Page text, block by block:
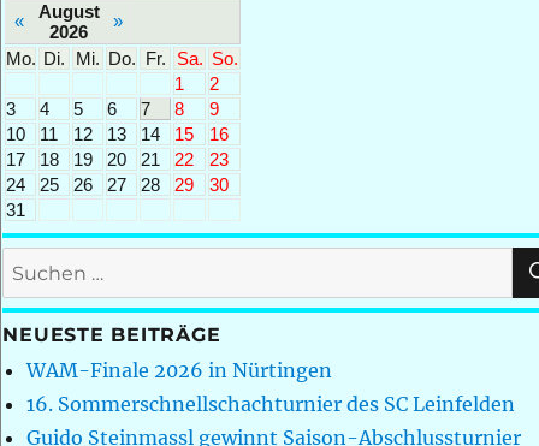
«
August
2026
»
Mo. Di. Mi. Do. Fr. Sa. So.
1
2
3
4 5 6 7 8
9
10
11 12 13 14 15
16
17
18 19 20 21 22
23
24
25 26 27 28 29
30
31
Suchen
nach:
NEUESTE BEITRÄGE
WAM-Finale 2026 in Nürtingen
16. Sommerschnellschachturnier des SC Leinfelden
Guido Steinmassl gewinnt Saison-Abschlussturnier